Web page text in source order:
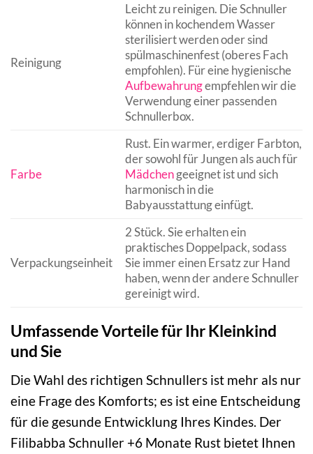
Reinigung
Leicht zu reinigen. Die Schnuller
können in kochendem Wasser
sterilisiert werden oder sind
spülmaschinenfest (oberes Fach
empfohlen). Für eine hygienische
Aufbewahrungempfehlen wir die
Verwendung einer passenden
Schnullerbox.
Farbe
Rust. Ein warmer, erdiger Farbton,
der sowohl für Jungen als auch für
Mädchengeeignet ist und sich
harmonisch in die
Babyausstattung einfügt.
Verpackungseinheit
2 Stück. Sie erhalten ein
praktisches Doppelpack, sodass
Sie immer einen Ersatz zur Hand
haben, wenn der andere Schnuller
gereinigt wird.
Umfassende Vorteile für Ihr Kleinkind
und Sie
Die Wahl des richtigen Schnullers ist mehr als nur
eine Frage des Komforts; es ist eine Entscheidung
für die gesunde Entwicklung Ihres Kindes. Der
Filibabba Schnuller +6 Monate Rust bietet Ihnen